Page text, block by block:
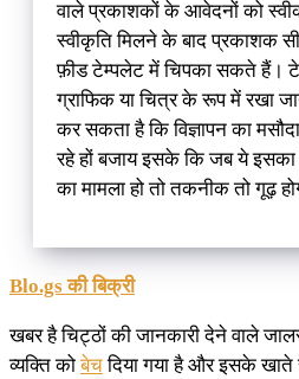
वाले प्रकाशकों के आवेदनों को
स्वीकृति मिलने के बाद प्रकाशक
फ़ीड टेम्पलेट में चिपका सकते हैं।
ग्राफिक या चित्र के रूप में रखा
कर सकता है कि विज्ञापन का
रहे हों बजाय इसके कि जब ये इसका
का मामला हो तो तकनीक तो गूढ़
Blo.gs की बिक्री
खबर है चिट्ठों की जानकारी देने वाले
व्यक्ति कोबेचदिया गया है और इसके